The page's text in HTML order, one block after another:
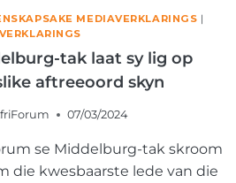
MEDIAVERKLARINGS |
tak laat sy lig op
aftreeoord skyn
07/03/2024
se Middelburg-tak skroom
die kwesbaarste lede van die